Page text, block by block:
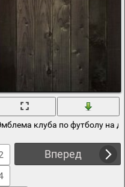
стол
клуба по футболу на
Вперед